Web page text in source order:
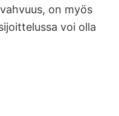
on myös
voi olla